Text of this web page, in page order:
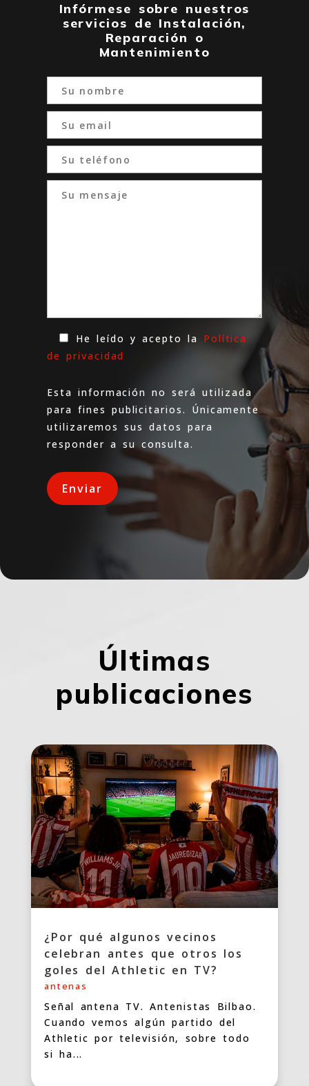
Infórmese sobre nuestros
servicios de Instalación,
Reparación o
Mantenimiento
He leído y acepto la Política
de privacidad
Esta información no será utilizada
para fines publicitarios. Únicamente
utilizaremos sus datos para
responder a su consulta.
Últimas
publicaciones
¿Por qué algunos vecinos
celebran antes que otros los
goles del Athletic en TV?
antenas
Señal antena TV. Antenistas Bilbao.
Cuando vemos algún partido del
Athletic por televisión, sobre todo
si ha...